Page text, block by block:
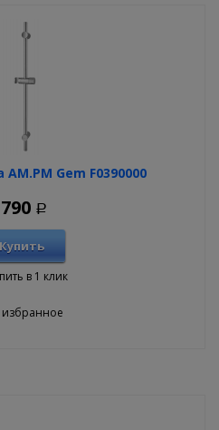
Gem F0390000
Р
Купить
в 1 клик
избранное